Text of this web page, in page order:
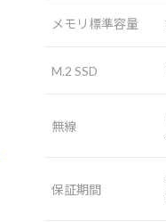
メモリ標準容量
M.2 SSD
無線
保証期間